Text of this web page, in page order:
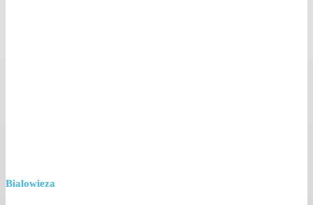
Bialowieza